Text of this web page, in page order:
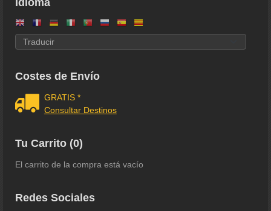
Costes de Envío
GRATIS *
Consultar Destinos
Tu Carrito (0)
El carrito de la compra está vacío
Redes Sociales